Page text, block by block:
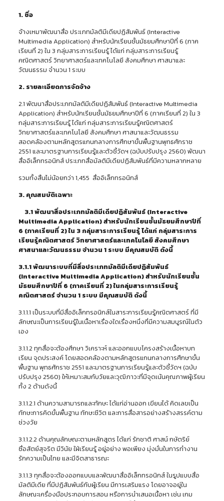
1. ชื่อ
จ้างเหมาพัฒนาสื่อ ประเภทมัลติมีเดียปฏิสัมพันธ์ (Interactive
Multimedia Application) สำหรับนักเรียนชั้นมัธยมศึกษาปีที่ 6 (ภาค
เรียนที่ 2) ใน 3 กลุ่มสาระการเรียนรู้ ได้แก่ กลุ่มสาระการเรียนรู้
คณิตศาสตร์ วิทยาศาสตร์และเทคโนโลยี สังคมศึกษา ศาสนาและ
วัฒนธรรม จำนวน 1 ระบบ
2. รายละเอียดการจัดจ้าง
2.1 พัฒนาสื่อประเภทมัลติมีเดียปฏิสัมพันธ์ (Interactive Multimedia
Application) สำหรับนักเรียนชั้นมัธยมศึกษาปีที่ 6 (ภาคเรียนที่ 2) ใน 3
กลุ่มสาระการเรียนรู้ ได้แก่ กลุ่มสาระการเรียนรู้คณิตศาสตร์
วิทยาศาสตร์และเทคโนโลยี สังคมศึกษา ศาสนาและวัฒนธรรม
สอดคล้องตามหลักสูตรแกนกลางการศึกษาขั้นพื้นฐานพุทธศักราช
2551 และมาตรฐานการเรียนรู้และตัวชี้วัดฯ (ฉบับปรับปรุง 2560) พัฒนา
สื่ออิเล็กทรอนิกส์ ประเภทสื่อมัลติมีเดียปฏิสัมพันธ์ที่มีความหลากหลาย
รวมทั้งสิ้นไม่น้อยกว่า 1,455 สื่ออิเล็กทรอนิกส์
3. คุณสมบัติเฉพาะ
3.1 พัฒนาสื่อประเภทมัลติมีเดียปฏิสัมพันธ์ (Interactive
Multimedia Application) สำหรับนักเรียนชั้นมัธยมศึกษาปีที่
6 (ภาคเรียนที่ 2) ใน 3 กลุ่มสาระการเรียนรู้ ได้แก่ กลุ่มสาระการ
เรียนรู้คณิตศาสตร์ วิทยาศาสตร์และเทคโนโลยี สังคมศึกษา
ศาสนาและวัฒนธรรม จำนวน 1 ระบบ มีคุณสมบัติ ดังนี้
3.1.1 พัฒนาระบบที่มีสื่อประเภทมัลติมีเดียปฏิสัมพันธ์
(Interactive Multimedia Application) สำหรับนักเรียนชั้น
มัธยมศึกษาปีที่ 6 (ภาคเรียนที่ 2) ในกลุ่มสาระการเรียนรู้
คณิตศาสตร์จำนวน 1 ระบบ มีคุณสมบัติ ดังนี้
3.1.1.1 เป็นระบบที่มีสื่ออิเล็กทรอนิกส์ในสาระการเรียนรู้คณิตศาสตร์ ที่มี
ลักษณะเป็นการเรียนรู้ในเนื้อหาเรื่องใดเรื่องหนึ่งที่มีความสมบูรณ์ในตัว
เอง
3.1.1.2 ทุกสื่อจะต้องศึกษา วิเคราะห์ และออกแบบโครงสร้างเนื้อหาบท
เรียน จุดประสงค์ โดยสอดคล้องตามหลักสูตรแกนกลางการศึกษาขั้น
พื้นฐาน พุทธศักราช 2551 และมาตรฐานการเรียนรู้และตัวชี้วัดฯ (ฉบับ
ปรับปรุง 2560) ให้เหมาะสมกับวัยและวุฒิภาวะที่มีจุดเน้นคุณภาพผู้เรียน
ทั้ง 2 ด้านดังนี้
3.1.1.2.1 ด้านความสามารถและทักษะ ได้แก่อ่านออก เขียนได้ คิดเลขเป็น
ทักษะการคิดขั้นพื้นฐาน ทักษะชีวิต และการสื่อสารอย่างสร้างสรรค์ตาม
ช่วงวัย
3.1.1.2.2 ด้านคุณลักษณะตามหลักสูตร ได้แก่ รักชาติ ศาสน์ กษัตริย์
ซื่อสัตย์สุจริต มีวินัย ใฝ่เรียนรู้ อยู่อย่าง พอเพียง มุ่งมั่นในการทำงาน
รักความเป็นไทย และมีจิตสาธารณะ
3.1.1.3 ทุกสื่อจะต้องออกแบบและพัฒนาสื่ออิเล็กทรอนิกส์ ในรูปแบบสื่อ
มัลติมีเดีย ที่มีปฏิสัมพันธ์กับผู้เรียน มีการเสริมแรง โดยอาจอยู่ใน
ลักษณะเครื่องมือประกอบการสอน หรือการนำเสนอเนื้อหา เช่น เกม